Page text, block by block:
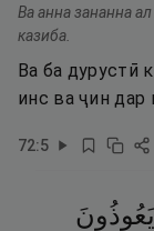
Ва анна зананна
казиба.
Ва ба дурустӣ
инс ва ҷин дар
72:5
يَعُوذُونَ